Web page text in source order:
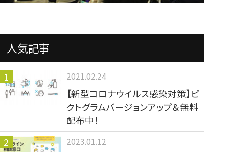
人気記事
2021.02.24
【新型コロナウイルス感染対策】ピ
クトグラムバージョンアップ＆無料
配布中！
2023.01.12